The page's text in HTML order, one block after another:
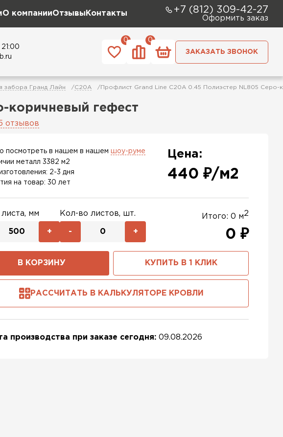
О компанииОтзывы Контакты +7 (812) 309-42-27
Оформить заказ
0
0
ЗАКАЗАТЬ ЗВОНОК
забора Гранд Лайн C20A Профлист Grand Line C20A 0.45 Полиэстер NL805 Серо-
коричневый гефест
отзывов
посмотреть в нашем в нашем шоу-руме
металл 3382 м2
2-3 дня
на товар: 30 лет
Цена:
440 ₽/м2
мм
+
Кол-во листов, шт.
- +
Итого: 0 м2
0 ₽
В КОРЗИНУ КУПИТЬ В 1 КЛИК
РАССЧИТАТЬ В КАЛЬКУЛЯТОРЕ КРОВЛИ
производства при заказе сегодня: 09.08.2026